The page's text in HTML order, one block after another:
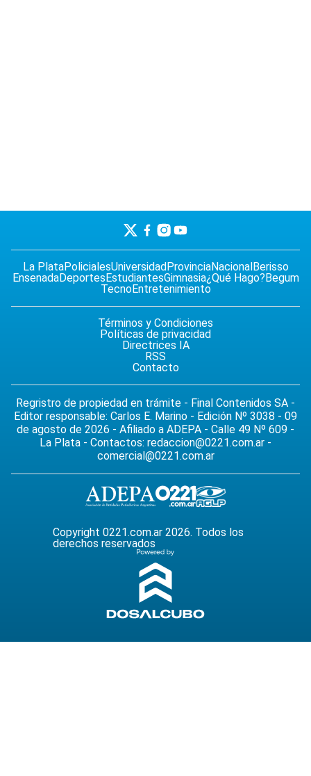
La PlataPolicialesUniversidad ProvinciaNacional Berisso
EnsenadaDeportes EstudiantesGimnasia¿Qué Hago? Begum
TecnoEntretenimiento
Términos y Condiciones
Políticas de privacidad
Directrices IA
RSS
Contacto
Regristro de propiedad en trámite - Final Contenidos SA -
Editor responsable: Carlos E. Marino - Edición Nº 3038 - 09
de agosto de 2026 - Afiliado a ADEPA - Calle 49 Nº 609 -
La Plata - Contactos: redaccion@0221.com.ar -
comercial@0221.com.ar
Copyright 0221.com.ar 2026. Todos los
derechos reservados